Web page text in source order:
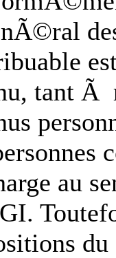
tant Ã
au